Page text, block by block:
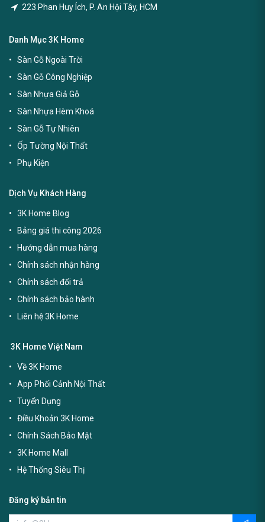
223 Phan Huy Ích, P. An Hội Tây, HCM
Danh Mục 3K Home
Sàn Gỗ Ngoài Trời
Sàn Gỗ Công Nghiệp
Sàn Nhựa Giả Gỗ
Sàn Nhựa Hèm Khoá
Sàn Gỗ Tự Nhiên
Ốp Tường Nội Thất
Phụ Kiện
Dịch Vụ Khách Hàng
3K Home Blog
Bảng giá thi công 2026
Hướng dẫn mua hàng
Chính sách nhận hàng
Chính sách đổi trả
Chính sách bảo hành
Liên hệ 3K Home
3K Home Việt Nam
Về 3K Home
App Phối Cảnh Nội Thất
Tuyển Dụng
Điều Khoản 3K Home
Chính Sách Bảo Mật
3K Home Mall
Hệ Thống Siêu Thị
Đăng ký bản tin